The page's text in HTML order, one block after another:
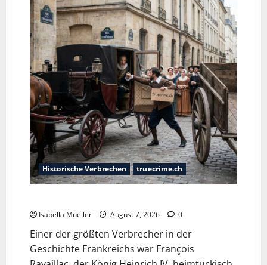
Historische Verbrechen truecrime.ch
Isabella Mueller August 7, 2026 0
Einer der größten Verbrecher in der
Geschichte Frankreichs war François